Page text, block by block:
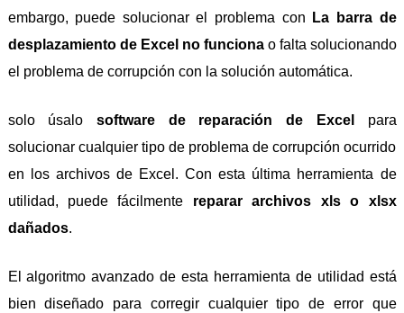
embargo, puede solucionar el problema con
La barra de
desplazamiento de Excel no funcionao falta solucionando
el problema de corrupción con la solución automática.
solo úsalo software de reparación de Excel
para
solucionar cualquier tipo de problema de corrupción ocurrido
en los archivos de Excel. Con esta última herramienta de
utilidad, puede fácilmente reparar archivos xls o xlsx
dañados.
El algoritmo avanzado de esta herramienta de utilidad está
bien diseñado para corregir cualquier tipo de error que